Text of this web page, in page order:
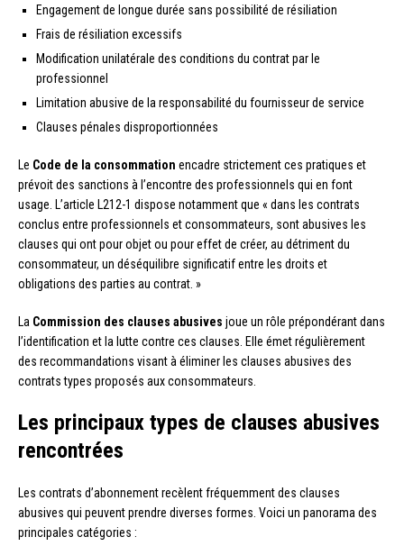
Engagement de longue durée sans possibilité de résiliation
Frais de résiliation excessifs
Modification unilatérale des conditions du contrat par le
professionnel
Limitation abusive de la responsabilité du fournisseur de service
Clauses pénales disproportionnées
Le Code de la consommation encadre strictement ces pratiques et
prévoit des sanctions à l’encontre des professionnels qui en font
usage. L’article L212-1 dispose notamment que « dans les contrats
conclus entre professionnels et consommateurs, sont abusives les
clauses qui ont pour objet ou pour effet de créer, au détriment du
consommateur, un déséquilibre significatif entre les droits et
obligations des parties au contrat. »
La Commission des clauses abusives joue un rôle prépondérant dans
l’identification et la lutte contre ces clauses. Elle émet régulièrement
des recommandations visant à éliminer les clauses abusives des
contrats types proposés aux consommateurs.
Les principaux types de clauses abusives
rencontrées
Les contrats d’abonnement recèlent fréquemment des clauses
abusives qui peuvent prendre diverses formes. Voici un panorama des
principales catégories :